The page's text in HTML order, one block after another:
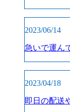
2023/06/14
急いで運ん
2023/04/18
即日の配送